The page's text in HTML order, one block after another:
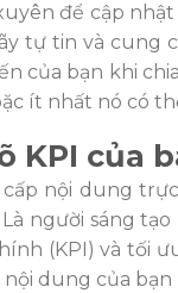
để cập
tự tin và cung
của bạn khi
ít nhất nó có
KPI của
nội dung
Là người sáng
(KPI) và tối
nội dung của bạn